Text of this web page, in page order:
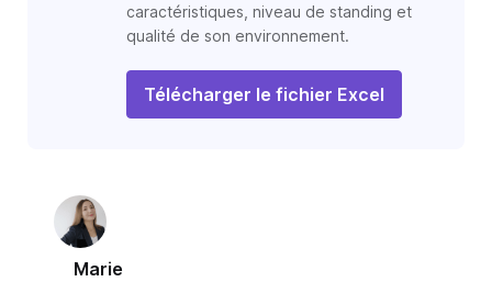
caractéristiques, niveau de standing et
qualité de son environnement.
Télécharger le fichier Excel
Marie